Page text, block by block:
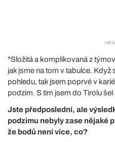
"Složitá a komplikovaná z
jak jsme na tom v tabulce. Když
pohledu, tak jsem poprvé v
podzim. S tím jsem do Tirolu
Jste předposlední, ale
podzimu nebyly zase nějaké
že bodů není více, co?